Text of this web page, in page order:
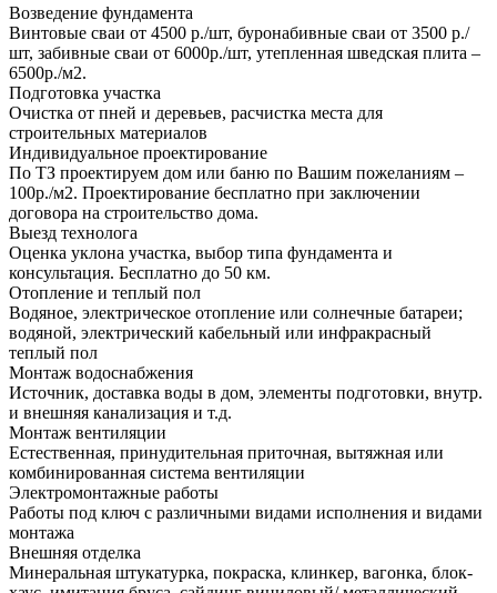
Возведение фундамента
Винтовые сваи от 4500 р./шт, буронабивные сваи от 3500 р./
шт, забивные сваи от 6000р./шт, утепленная шведская плита –
6500р./м2.
Подготовка участка
Очистка от пней и деревьев, расчистка места для
строительных материалов
Индивидуальное проектирование
По ТЗ проектируем дом или баню по Вашим пожеланиям –
100р./м2. Проектирование бесплатно при заключении
договора на строительство дома.
Выезд технолога
Оценка уклона участка, выбор типа фундамента и
консультация. Бесплатно до 50 км.
Отопление и теплый пол
Водяное, электрическое отопление или солнечные батареи;
водяной, электрический кабельный или инфракрасный
теплый пол
Монтаж водоснабжения
Источник, доставка воды в дом, элементы подготовки, внутр.
и внешняя канализация и т.д.
Монтаж вентиляции
Естественная, принудительная приточная, вытяжная или
комбинированная система вентиляции
Электромонтажные работы
Работы под ключ с различными видами исполнения и видами
монтажа
Внешняя отделка
Минеральная штукатурка, покраска, клинкер, вагонка, блок-